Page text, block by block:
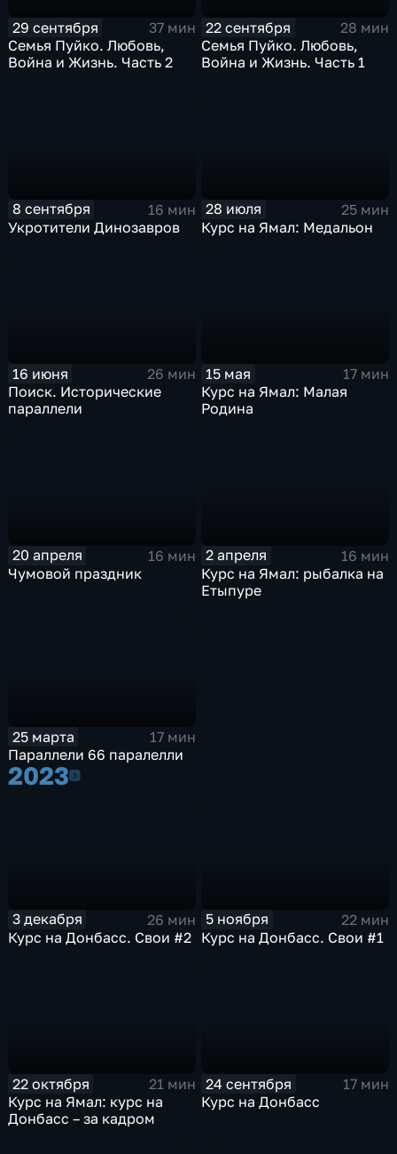
29 сентября
37 мин
Семья Пуйко. Любовь,
Война и Жизнь. Часть 2
22 сентября
28 мин
Семья Пуйко. Любовь,
Война и Жизнь. Часть 1
8 сентября
16 мин
Укротители Динозавров
28 июля
25 мин
Курс на Ямал: Медальон
16 июня
26 мин
Поиск. Исторические
параллели
15 мая
17 мин
Курс на Ямал: Малая
Родина
20 апреля
16 мин
Чумовой праздник
2 апреля
16 мин
Курс на Ямал: рыбалка на
Етыпуре
25 марта
17 мин
Параллели 66 паралелли
20232023
3 декабря
26 мин
Курс на Донбасс. Свои #2
5 ноября
22 мин
Курс на Донбасс. Свои #1
22 октября
21 мин
Курс на Ямал: курс на
Донбасс – за кадром
24 сентября
17 мин
Курс на Донбасс